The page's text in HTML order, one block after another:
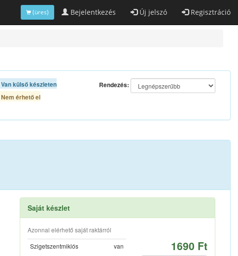
Bejelentkezés Új jelszó Regisztráció
(üres)
Van külső készleten
Nem érhető el
Rendezés:
Saját készlet
Azonnal elérhető saját raktárról
Szigetszentmiklós
van 1690 Ft